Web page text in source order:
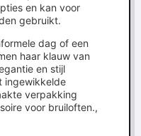
en kan voor
gebruikt.
dag of een
haar klauw van
en stijl
ingewikkelde
verpakking
voor bruiloften.,